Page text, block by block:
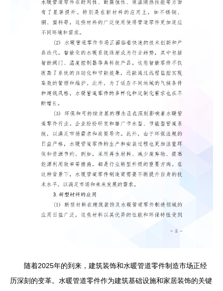
随着2025年的到来，建筑装饰和水暖管道零件制造市场正经
历深刻的变革。水暖管道零件作为建筑基础设施和家居装饰的关键